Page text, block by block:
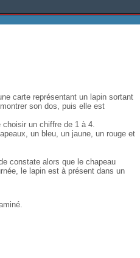
carte représentant un lapin sortant
son dos, puis elle est
choisir un chiffre de 1 à 4.
un bleu, un jaune, un rouge et
constate alors que le chapeau
le lapin est à présent dans un